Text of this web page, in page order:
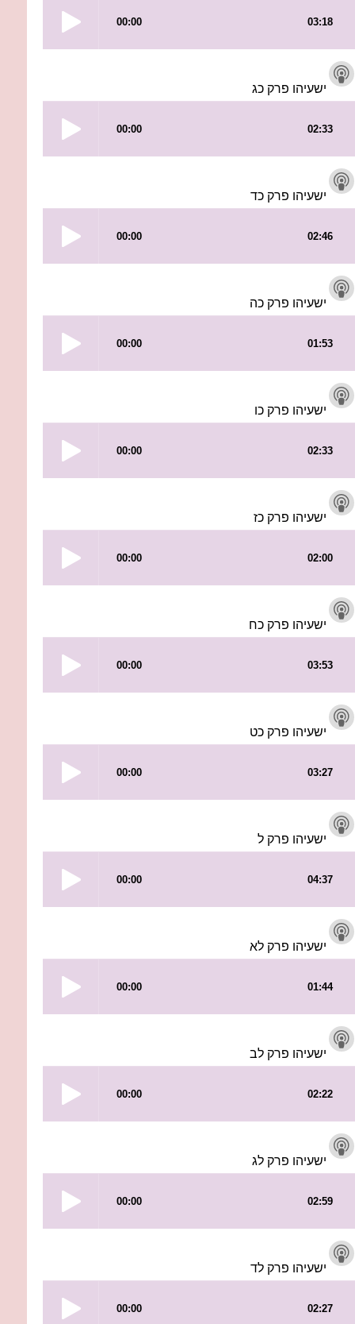
ישעיהו פרק כג
ישעיהו פרק כד
ישעיהו פרק כה
ישעיהו פרק כו
ישעיהו פרק כז
ישעיהו פרק כח
ישעיהו פרק כט
ישעיהו פרק ל
ישעיהו פרק לא
ישעיהו פרק לב
ישעיהו פרק לג
ישעיהו פרק לד